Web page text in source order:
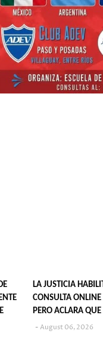
LA JUSTICIA
CONSULTA ONLINE
PERO ACLARA QUE
SU PUBLICACIÓN
August 06, 2026